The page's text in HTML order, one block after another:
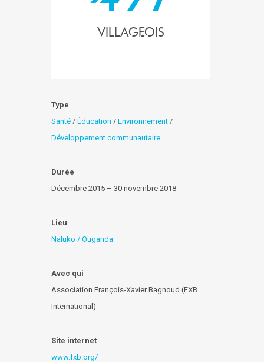
Villageois
Type
Santé / Éducation / Environnement /
Développement communautaire
Durée
Décembre 2015 – 30 novembre 2018
Lieu
Naluko / Ouganda
Avec qui
Association François-Xavier Bagnoud (FXB
International)
Site internet
www.fxb.org/